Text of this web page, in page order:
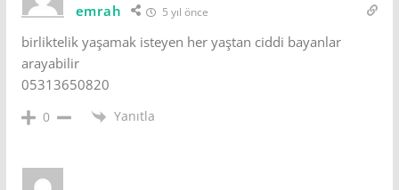
emrah 5 yıl önce
birliktelik yaşamak isteyen her yaştan ciddi bayanlar
arayabilir
05313650820
0 Yanıtla